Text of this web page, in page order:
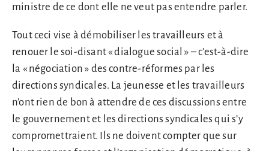
ministre de ce dont elle ne veut pas entendre parler.
Tout ceci vise à démobiliser les travailleurs et à
renouer le soi-disant « dialogue social » – c’est-à-dire
la « négociation » des contre-réformes par les
directions syndicales. La jeunesse et les travailleurs
n’ont rien de bon à attendre de ces discussions entre
le gouvernement et les directions syndicales qui s’y
compromettraient. Ils ne doivent compter que sur